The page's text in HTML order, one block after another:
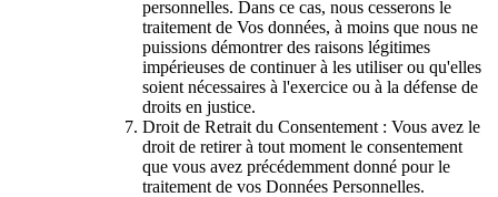
personnelles. Dans ce cas, nous cesserons le
traitement de Vos données, à moins que nous ne
puissions démontrer des raisons légitimes
impérieuses de continuer à les utiliser ou qu'elles
soient nécessaires à l'exercice ou à la défense de
droits en justice.
Droit de Retrait du Consentement : Vous avez le
droit de retirer à tout moment le consentement
que vous avez précédemment donné pour le
traitement de vos Données Personnelles.